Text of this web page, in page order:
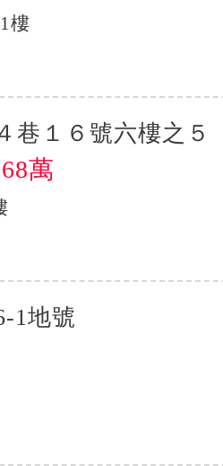
樓
巷１６號六樓之５
萬
1地號